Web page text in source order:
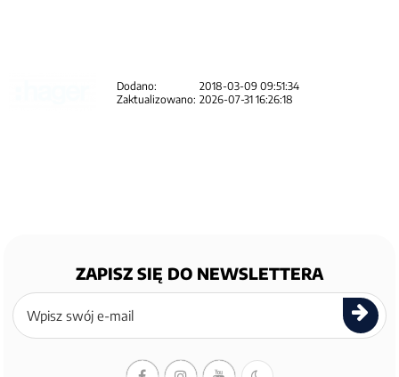
Dodano:
2018-03-09 09:51:34
Zaktualizowano: 2026-07-31 16:26:18
ZAPISZ SIĘ DO NEWSLETTERA
Zapisz
się
newslettera